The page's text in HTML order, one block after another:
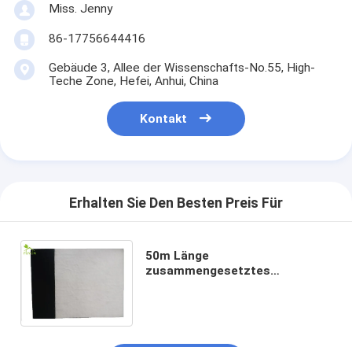
Miss. Jenny
86-17756644416
Gebäude 3, Allee der Wissenschafts-No.55, High-
Teche Zone, Hefei, Anhui, China
Kontakt
Erhalten Sie Den Besten Preis Für
50m Länge
zusammengesetztes